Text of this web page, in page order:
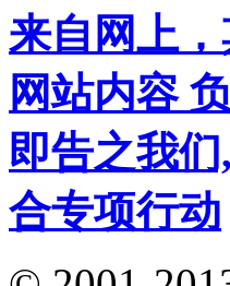
来自网上
网站内容
即告之我
合专项行动